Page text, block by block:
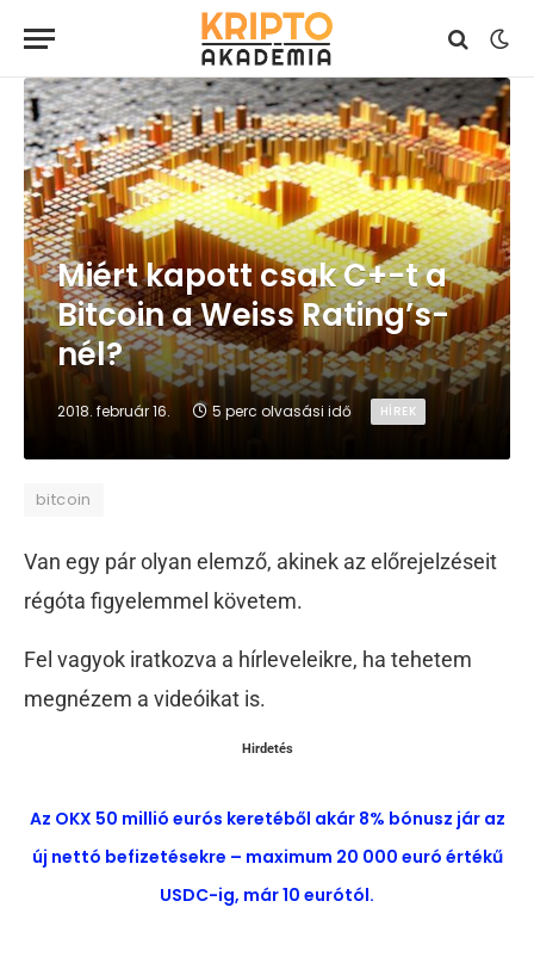
Miért kapott csak C+-t a
Bitcoin a Weiss Rating’s-
nél?
2018. február 16. 5 perc olvasási idő HÍREK
bitcoin
Van egy pár olyan elemző, akinek az előrejelzéseit
régóta figyelemmel követem.
Fel vagyok iratkozva a hírleveleikre, ha tehetem
megnézem a videóikat is.
Hirdetés
Az OKX 50 millió eurós keretéből akár 8% bónusz jár az
új nettó befizetésekre – maximum 20 000 euró értékű
USDC-ig, már 10 eurótól.